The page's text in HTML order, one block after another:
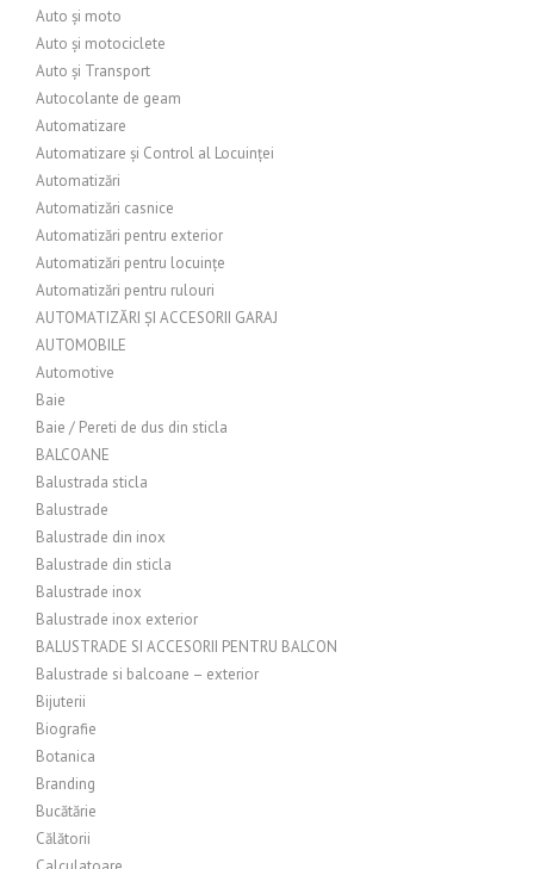
Auto și moto
Auto și motociclete
Auto și Transport
Autocolante de geam
Automatizare
Automatizare și Control al Locuinței
Automatizări
Automatizări casnice
Automatizări pentru exterior
Automatizări pentru locuințe
Automatizări pentru rulouri
AUTOMATIZĂRI ȘI ACCESORII GARAJ
AUTOMOBILE
Automotive
Baie
Baie / Pereti de dus din sticla
BALCOANE
Balustrada sticla
Balustrade
Balustrade din inox
Balustrade din sticla
Balustrade inox
Balustrade inox exterior
BALUSTRADE SI ACCESORII PENTRU BALCON
Balustrade si balcoane – exterior
Bijuterii
Biografie
Botanica
Branding
Bucătărie
Călătorii